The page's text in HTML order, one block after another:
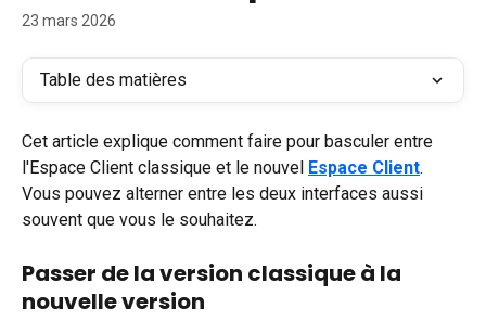
23 mars 2026
Table des matières
Cet article explique comment faire pour basculer entre
l'Espace Client classique et le nouvel Espace Client.
Vous pouvez alterner entre les deux interfaces aussi
souvent que vous le souhaitez.
Passer de la version classique à la
nouvelle version